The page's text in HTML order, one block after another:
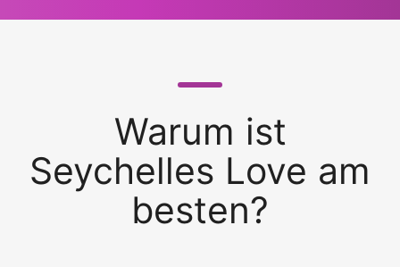
Warum ist
Seychelles Love am
besten?